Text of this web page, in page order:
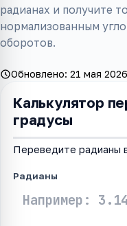
радианах и получите
нормализованным
оборотов.
Обновлено: 21 мая
Калькулятор
градусы
Переведите радианы
Радианы